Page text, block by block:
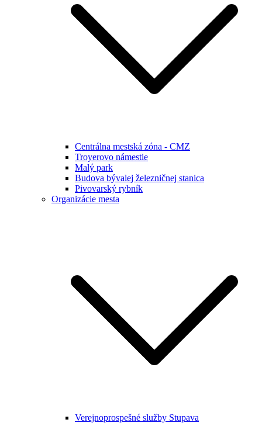
Centrálna mestská zóna - CMZ
Troyerovo námestie
Malý park
Budova bývalej železničnej stanica
Pivovarský rybník
Organizácie mesta
Verejnoprospešné služby Stupava